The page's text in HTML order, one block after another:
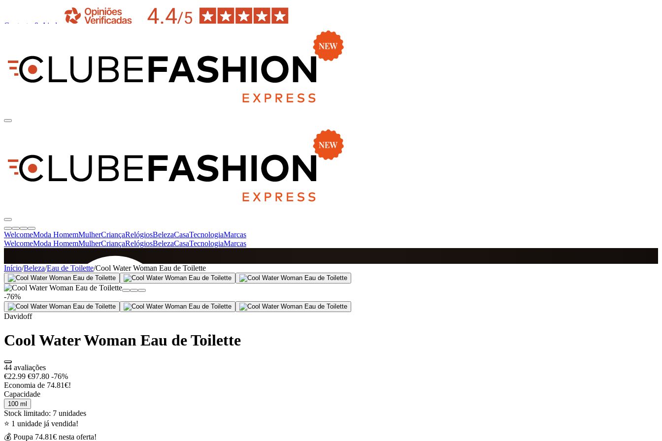
Contacto & Ajuda
WelcomeModa HomemMulherCriançaRelógiosBelezaCasaTecnologiaMarcas
WelcomeModa HomemMulherCriançaRelógiosBelezaCasaTecnologiaMarcas
SINCE 2005
+de 36.000 reviews
Início/Beleza/Eau de Toilette/Cool Water Woman Eau de Toilette
-76%
Davidoff
Cool Water Woman Eau de Toilette
44 avaliações
€22.99 €97.80 -76%
Economia de 74.81€!
Capacidade
100 ml
Stock limitado: 7 unidades
⭐ 1 unidade já vendida!
💰 Poupa 74.81€ nesta oferta!